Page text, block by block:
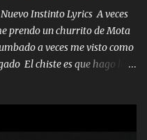
el candado 🔒 del a...
Instinto Lyrics A veces
prendo un churrito de Mota
a veces me visto como
El chiste es que hago lo
trucha mis plebes Música